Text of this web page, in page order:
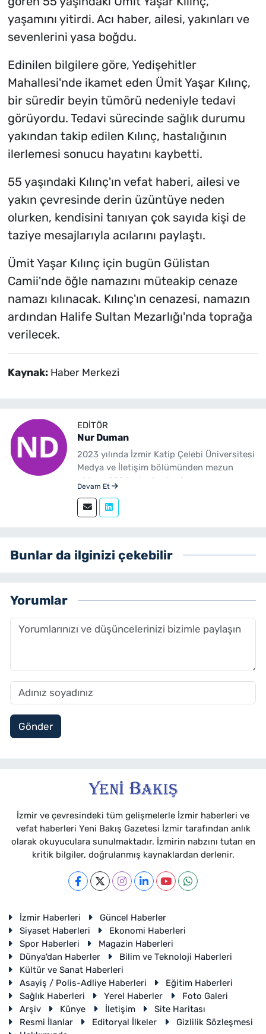
yaşamını yitirdi. Acı haber, ailesi, yakınları ve
sevenlerini yasa boğdu.
Edinilen bilgilere göre, Yedişehitler
Mahallesi'nde ikamet eden Ümit Yaşar Kılınç,
bir süredir beyin tümörü nedeniyle tedavi
görüyordu. Tedavi sürecinde sağlık durumu
yakından takip edilen Kılınç, hastalığının
ilerlemesi sonucu hayatını kaybetti.
55 yaşındaki Kılınç'ın vefat haberi, ailesi ve
yakın çevresinde derin üzüntüye neden
olurken, kendisini tanıyan çok sayıda kişi de
taziye mesajlarıyla acılarını paylaştı.
Ümit Yaşar Kılınç için bugün Gülistan
Camii'nde öğle namazını müteakip cenaze
namazı kılınacak. Kılınç'ın cenazesi, namazın
ardından Halife Sultan Mezarlığı'nda toprağa
verilecek.
Kaynak: Haber Merkezi
EDITÖR
Nur Duman
2023 yılında İzmir Katip Çelebi Üniversitesi
Medya ve İletişim bölümünden mezun
oldum. 2024 yılından beri
olarak çalışmaktayım.
Devam Et
Bunlar da ilginizi çekebilir
Yorumlar
Gönder
İzmir ve çevresindeki tüm gelişmelerle İzmir haberleri ve
vefat haberleri Yeni Bakış Gazetesi İzmir tarafından anlık
olarak okuyuculara sunulmaktadır. İzmirin nabzını tutan en
kritik bilgiler, doğrulanmış kaynaklardan derlenir.
İzmir Haberleri
Güncel Haberler
Siyaset Haberleri
Ekonomi Haberleri
Spor Haberleri
Magazin Haberleri
Dünya'dan Haberler
Bilim ve Teknoloji Haberleri
Kültür ve Sanat Haberleri
Asayiş / Polis-Adliye Haberleri
Eğitim Haberleri
Sağlık Haberleri
Yerel Haberler
Foto Galeri
Arşiv
Künye İletişim
Site Haritası
Resmi İlanlar
Editoryal İlkeler
Gizlilik Sözleşmesi